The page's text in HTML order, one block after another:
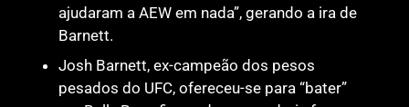
ajudaram a AEW em nada”, gerando a ira de
Barnett.
Josh Barnett, ex-campeão dos pesos
pesados do UFC, ofereceu-se para “bater”